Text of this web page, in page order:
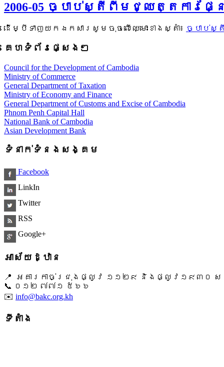
2006-05 ច្បាប់ស្តីពីមជ្ឈត្តការ
ដើម្បីទាញយកឯកសារសូមចុចលើឈ្មោះខាងស្តាំ៖ ច្បាប់ស្
គេហទំព័រផ្សេងៗ
Council for the Development of Cambodia
Ministry of Commerce
General Department of Taxation
Ministry of Economy and Finance
General Department of Customs and Excise of Cambodia
Phnom Penh Capital Hall
National Bank of Cambodia
Asian Development Bank
ទំនាក់ទំនងសង្គម
Facebook
LinkIn
Twitter
RSS
Google+
អាស័យដ្ឋាន
📍 អគារកាច់ជ្រុងផ្លូវ ១១២៩ និងផ្លូវ១៩៣០ ស
📞 ​០១២ ៧៧១ ៥៦៦
✉️ info@bakc.org.kh
ទីតាំង